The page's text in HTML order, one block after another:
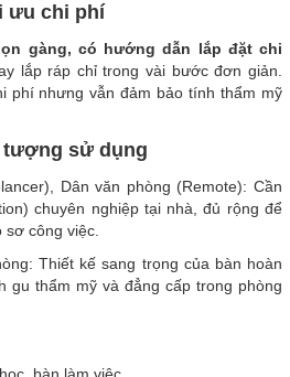
ưu chi phí
gàng, có hướng dẫn lắp đặt chi
lắp ráp chỉ trong vài bước đơn giản.
phí nhưng vẫn đảm bảo tính thẩm mỹ
sử dụng
Dân văn phòng (Remote): Cần
chuyên nghiệp tại nhà, đủ rộng để
công việc.
Thiết kế sang trọng của bàn hoàn
gu thẩm mỹ và đẳng cấp trong phòng